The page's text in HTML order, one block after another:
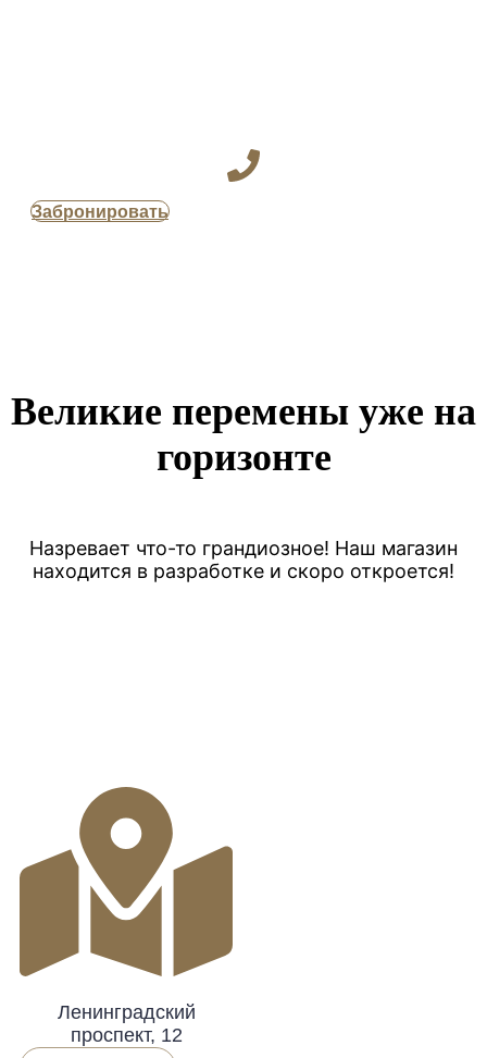
Забронировать
Великие перемены уже на
горизонте
Назревает что-то грандиозное! Наш магазин
находится в разработке и скоро откроется!
Ленинградский
проспект, 12